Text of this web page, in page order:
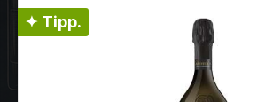
✦ Tipp.